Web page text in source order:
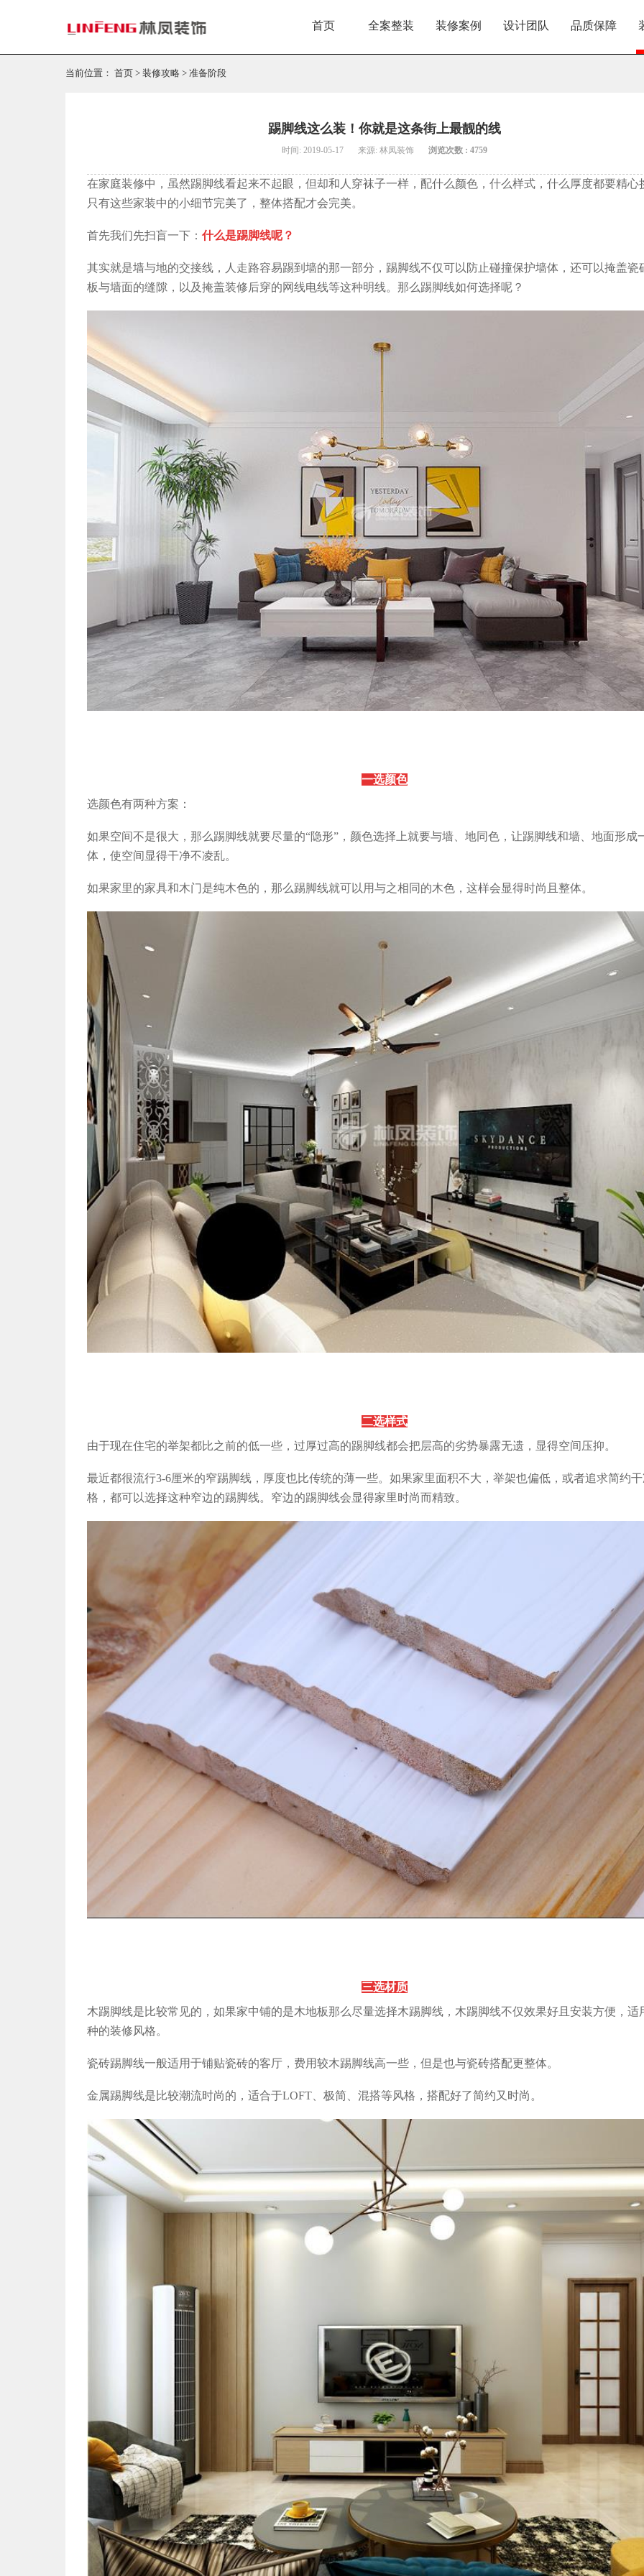
首页 全案整装 装修案例 设计团队 品质保障
当前位置： 首页 > 装修攻略 > 准备阶段
踢脚线这么装！你就是这条街上最靓的线
时间: 2019-05-17 来源: 林凤装饰 浏览次数 : 4759
在家庭装修中，虽然踢脚线看起来不起眼，但却和人穿袜子一样，配什么颜色，什么样式，什么厚度都要精心
只有这些家装中的小细节完美了，整体搭配才会完美。
首先我们先扫盲一下： 什么是踢脚线呢？
其实就是墙与地的交接线，人走路容易踢到墙的那一部分，踢脚线不仅可以防止碰撞保护墙体，还可以掩盖瓷
板与墙面的缝隙，以及掩盖装修后穿的网线电线等这种明线。那么踢脚线如何选择呢？
一选颜色
选颜色有两种方案：
如果空间不是很大，那么踢脚线就要尽量的“隐形”，颜色选择上就要与墙、地同色，让踢脚线和墙、地面形成
体，使空间显得干净不凌乱。
如果家里的家具和木门是纯木色的，那么踢脚线就可以用与之相同的木色，这样会显得时尚且整体。
二选样式
由于现在住宅的举架都比之前的低一些，过厚过高的踢脚线都会把层高的劣势暴露无遗，显得空间压抑。
最近都很流行3-6厘米的窄踢脚线，厚度也比传统的薄一些。如果家里面积不大，举架也偏低，或者追求简约
格，都可以选择这种窄边的踢脚线。窄边的踢脚线会显得家里时尚而精致。
三选材质
木踢脚线是比较常见的，如果家中铺的是木地板那么尽量选择木踢脚线，木踢脚线不仅效果好且安装方便，适
种的装修风格。
瓷砖踢脚线一般适用于铺贴瓷砖的客厅，费用较木踢脚线高一些，但是也与瓷砖搭配更整体。
金属踢脚线是比较潮流时尚的，适合于LOFT 、极简、混搭等风格，搭配好了简约又时尚。